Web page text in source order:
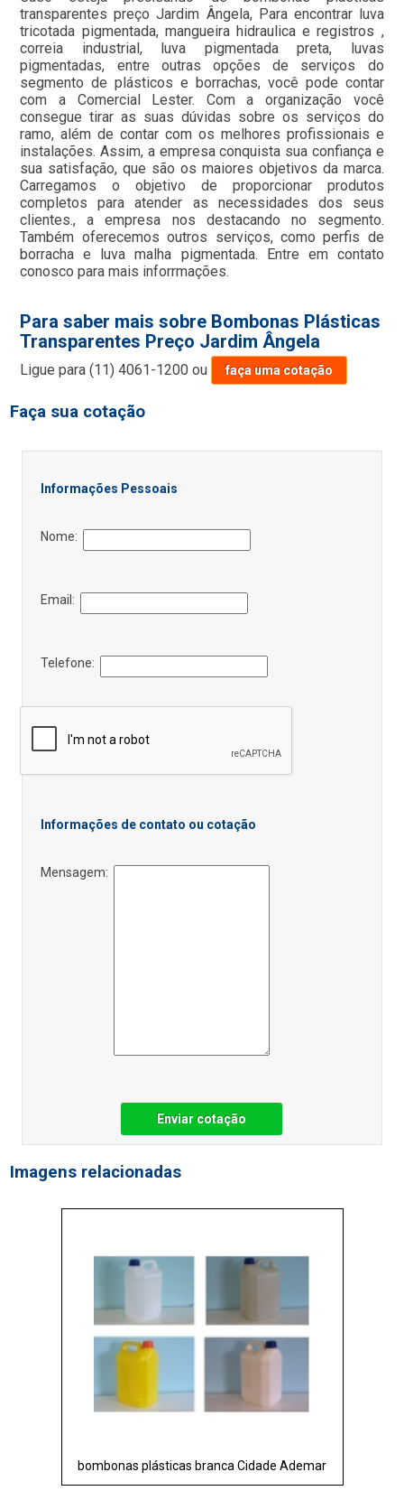
transparentes preço Jardim Ângela, Para encontrar luva
tricotada pigmentada, mangueira hidraulica e registros ,
correia industrial, luva pigmentada preta, luvas
pigmentadas, entre outras opções de serviços do
segmento de plásticos e borrachas, você pode contar
com a Comercial Lester. Com a organização você
consegue tirar as suas dúvidas sobre os serviços do
ramo, além de contar com os melhores profissionais e
instalações. Assim, a empresa conquista sua confiança e
sua satisfação, que são os maiores objetivos da marca.
Carregamos o objetivo de proporcionar produtos
completos para atender as necessidades dos seus
clientes., a empresa nos destacando no segmento.
Também oferecemos outros serviços, como perfis de
borracha e luva malha pigmentada. Entre em contato
conosco para mais inforrmações.
Para saber mais sobre Bombonas Plásticas
Transparentes Preço Jardim Ângela
Ligue para(11) 4061-1200 ou faça uma cotação
Faça sua cotação
Informações Pessoais
Nome:
Email:
Telefone:
Informações de contato ou cotação
Mensagem:
Enviar cotação
Imagens relacionadas
bombonas plásticas branca Cidade Ademar